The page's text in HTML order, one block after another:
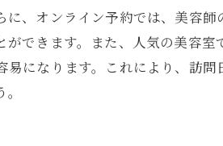
容の比較ポイント
割引の活用方法
疑問を解消する
、オンライン予約では、美容
できます。また、人気の美容
になります。これにより、訪